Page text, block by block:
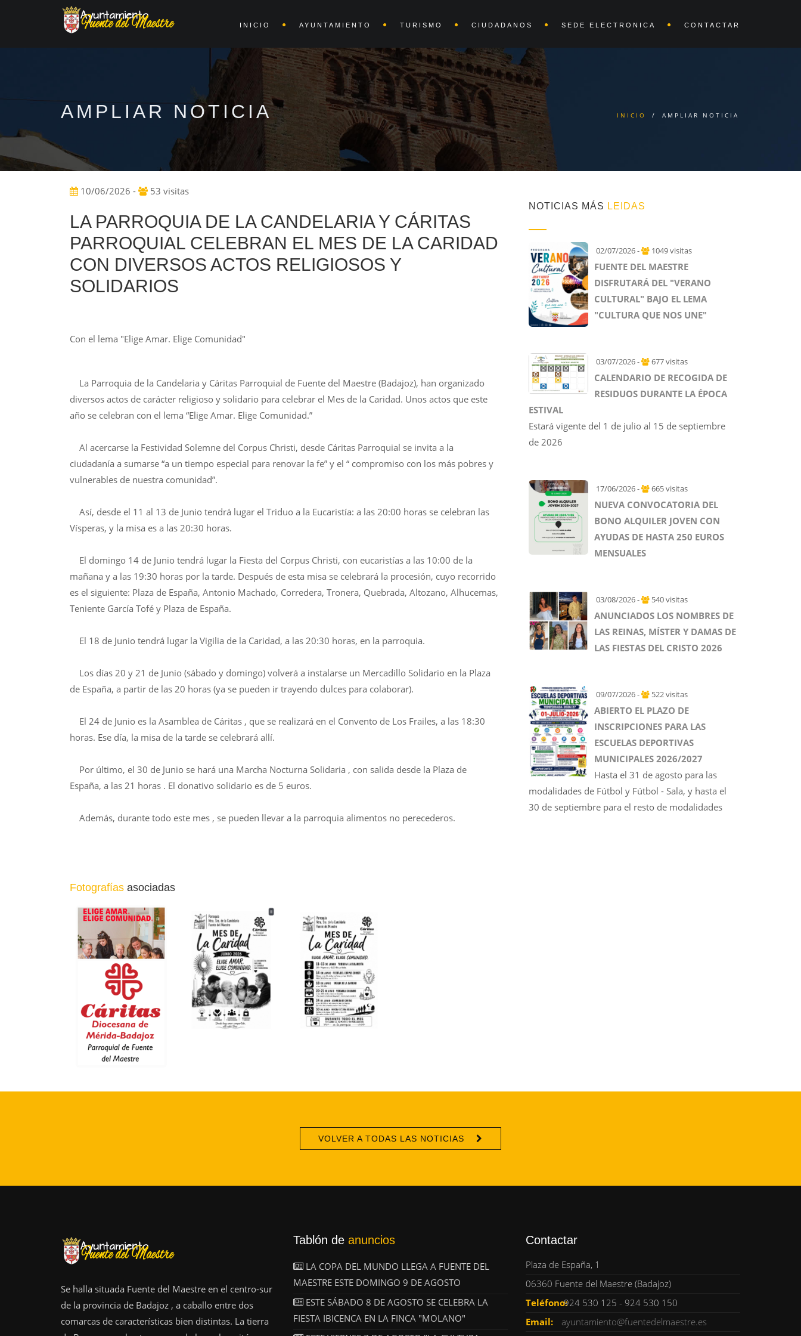
INICIO AYUNTAMIENTO TURISMO CIUDADANOS SEDE ELECTRONICA CONTACTAR
AMPLIAR NOTICIA INICIO / AMPLIAR NOTICIA
10/06/2026 - 53 visitas
LA PARROQUIA DE LA CANDELARIA Y CÁRITAS
PARROQUIAL CELEBRAN EL MES DE LA CARIDAD
CON DIVERSOS ACTOS RELIGIOSOS Y
SOLIDARIOS
Con el lema "Elige Amar. Elige Comunidad"
La Parroquia de la Candelaria y Cáritas Parroquial de Fuente del Maestre (Badajoz), han organizado
diversos actos de carácter religioso y solidario para celebrar el Mes de la Caridad. Unos actos que este
año se celebran con el lema “Elige Amar. Elige Comunidad.”
Al acercarse la Festividad Solemne del Corpus Christi, desde Cáritas Parroquial se invita a la
ciudadanía a sumarse “a un tiempo especial para renovar la fe” y el “ compromiso con los más pobres y
vulnerables de nuestra comunidad”.
Así, desde el 11 al 13 de Junio tendrá lugar el Triduo a la Eucaristía: a las 20:00 horas se celebran las
Vísperas, y la misa es a las 20:30 horas.
El domingo 14 de Junio tendrá lugar la Fiesta del Corpus Christi, con eucaristías a las 10:00 de la
mañana y a las 19:30 horas por la tarde. Después de esta misa se celebrará la procesión, cuyo recorrido
es el siguiente: Plaza de España, Antonio Machado, Corredera, Tronera, Quebrada, Altozano, Alhucemas,
Teniente García Tofé y Plaza de España.
El 18 de Junio tendrá lugar la Vigilia de la Caridad, a las 20:30 horas, en la parroquia.
Los días 20 y 21 de Junio (sábado y domingo) volverá a instalarse un Mercadillo Solidario en la Plaza
de España, a partir de las 20 horas (ya se pueden ir trayendo dulces para colaborar).
El 24 de Junio es la Asamblea de Cáritas , que se realizará en el Convento de Los Frailes, a las 18:30
horas. Ese día, la misa de la tarde se celebrará allí.
Por último, el 30 de Junio se hará una Marcha Nocturna Solidaria , con salida desde la Plaza de
España, a las 21 horas . El donativo solidario es de 5 euros.
Además, durante todo este mes , se pueden llevar a la parroquia alimentos no perecederos.
Fotografías asociadas
NOTICIAS MÁS LEIDAS
02/07/2026 - 1049 visitas
FUENTE DEL MAESTRE
DISFRUTARÁ DEL "VERANO
CULTURAL" BAJO EL LEMA
"CULTURA QUE NOS UNE"
03/07/2026 - 677 visitas
CALENDARIO DE RECOGIDA DE
RESIDUOS DURANTE LA ÉPOCA
ESTIVAL
Estará vigente del 1 de julio al 15 de septiembre
de 2026
17/06/2026 - 665 visitas
NUEVA CONVOCATORIA DEL
BONO ALQUILER JOVEN CON
AYUDAS DE HASTA 250 EUROS
MENSUALES
03/08/2026 - 540 visitas
ANUNCIADOS LOS NOMBRES DE
LAS REINAS, MÍSTER Y DAMAS DE
LAS FIESTAS DEL CRISTO 2026
09/07/2026 - 522 visitas
ABIERTO EL PLAZO DE
INSCRIPCIONES PARA LAS
ESCUELAS DEPORTIVAS
MUNICIPALES 2026/2027
Hasta el 31 de agosto para las
modalidades de Fútbol y Fútbol - Sala, y hasta el
30 de septiembre para el resto de modalidades
VOLVER A TODAS LAS NOTICIAS
Se halla situada Fuente del Maestre en el centro-sur
de la provincia de Badajoz , a caballo entre dos
comarcas de características bien distintas. La tierra
Tablón de anuncios
LA COPA DEL MUNDO LLEGA A FUENTE DEL
MAESTRE ESTE DOMINGO 9 DE AGOSTO
ESTE SÁBADO 8 DE AGOSTO SE CELEBRA LA
FIESTA IBICENCA EN LA FINCA "MOLANO"
Contactar
Plaza de España, 1
06360 Fuente del Maestre (Badajoz)
Teléfono:924 530 125 - 924 530 150
Email:
ayuntamiento@fuentedelmaestre.es